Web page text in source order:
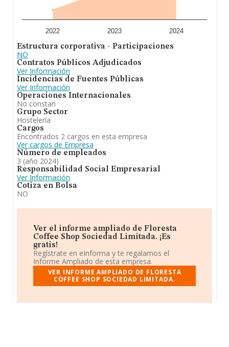
información relativa a las compañías, los empleados de
la constitución.
Sociedad Limitadaes hostelería y restauración,
comprendidas en los siguientes códigos: 5630:
establecimientos de bebidas 5629: otros servicios de
comidas. Se ha posicionado mejor en el ranking
sectorial (Establecimientos de bebidas) frente al 2023.
Se ha posicionado mejor en el ranking nacional (de
todas las empresas presentes en el territorio) frente al
2023.
2022 2023 2024
Estructura corporativa - Participaciones
NO
Contratos Públicos Adjudicados
Ver Información
Incidencias de Fuentes Públicas
Ver Información
Operaciones Internacionales
No constan
Grupo Sector
Hostelería
Cargos
Encontrados 2 cargos en esta empresa
Ver cargos de Empresa
Número de empleados
3 (año 2024)
Responsabilidad Social Empresarial
Ver Información
Cotiza en Bolsa
NO
Ver el informe ampliado de Floresta
Coffee Shop Sociedad Limitada. ¡Es
gratis!
Regístrate en eInforma y te regalamos el
Informe Ampliado de esta empresa.
VER INFORME AMPLIADO DE FLORESTA
COFFEE SHOP SOCIEDAD LIMITADA.